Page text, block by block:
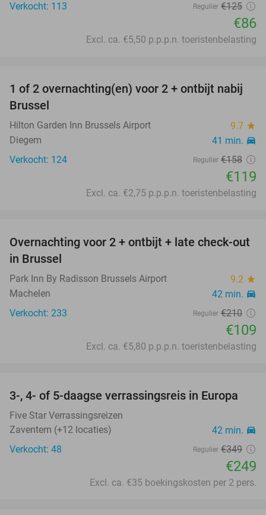
Verkocht: 113 Regulier €125
€86
Excl. ca. €5,50 p.p.p.n. toeristenbelasting
25%
1 of 2 overnachting(en) voor 2 + ontbijt nabij
Brussel
Hilton Garden Inn Brussels Airport 9.7 star
Diegem 41 min. directions_car
Verkocht: 124 Regulier €158
€119
Excl. ca. €2,75 p.p.p.n. toeristenbelasting
48%
Overnachting voor 2 + ontbijt + late check-out
in Brussel
Park Inn By Radisson Brussels Airport 9.2 star
Machelen 42 min. directions_car
Verkocht: 233 Regulier €210
€109
Excl. ca. €5,80 p.p.p.n. toeristenbelasting
29%
3-, 4- of 5-daagse verrassingsreis in Europa
Five Star Verrassingsreizen
Zaventem (+12 locaties)
42 min. directions_car
Verkocht: 48 Regulier €349
€249
Excl. ca. €35 boekingskosten per 2 pers.